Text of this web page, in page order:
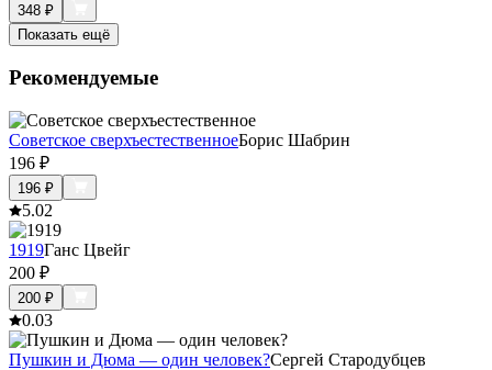
348 ₽
Показать ещё
Рекомендуемые
Советское сверхъестественноеБорис Шабрин
196 ₽
196 ₽
5.02
1919Ганс Цвейг
200 ₽
200 ₽
0.03
Пушкин и Дюма — один человек?Сергей Стародубцев